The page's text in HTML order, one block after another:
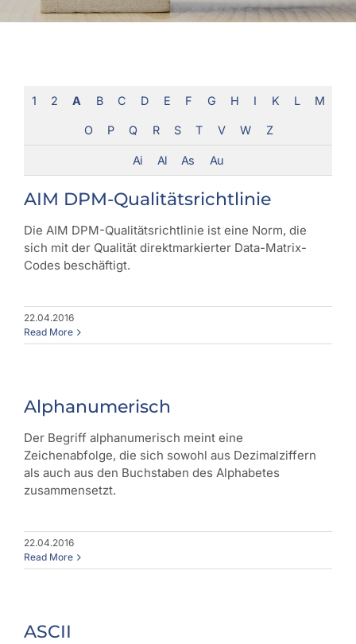
1 2 A B C D E F G H I K L M
O P Q R S T V W Z
Ai Al As Au
AIM DPM-Qualitätsrichtlinie
Die AIM DPM-Qualitätsrichtlinie ist eine Norm, die
sich mit der Qualität direktmarkierter Data-Matrix-
Codes beschäftigt.
22.04.2016
Read More
Alphanumerisch
Der Begriff alphanumerisch meint eine
Zeichenabfolge, die sich sowohl aus Dezimalziffern
als auch aus den Buchstaben des Alphabetes
zusammensetzt.
22.04.2016
Read More
ASCII